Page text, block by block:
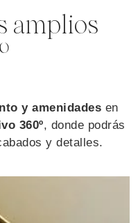
amplios
y amenidades en
360º, donde podrás
y detalles.